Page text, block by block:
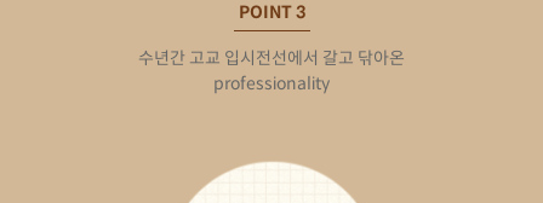
POINT 3
수년간 고교 입시전선에서 갈고 닦아온
professionality